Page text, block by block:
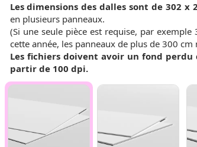
Les dimensions des dalles sont de 302 x
en plusieurs panneaux.
(Si une seule pièce est requise, par
cette année, les panneaux de plus de 300
Les fichiers doivent avoir un fond
partir de 100 dpi.